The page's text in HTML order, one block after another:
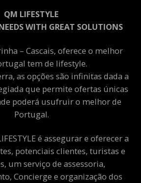
QM LIFESTYLE
WITH GREAT SOLUTIONS
– Cascais, oferece o melhor
tem de lifestyle.
as opções são infinitas dada a
que permite ofertas únicas
poderá usufruir o melhor de
Portugal.
é assegurar e oferecer a
potenciais clientes, turistas e
um serviço de assessoria,
Concierge e organização dos